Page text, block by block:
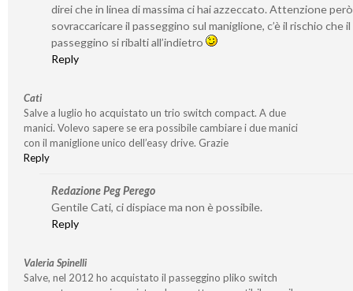
direi che in linea di massima ci hai azzeccato. Attenzione
sovraccaricare il passeggino sul maniglione, c’è il rischio che il
passeggino si ribalti all’indietro
Reply
Cati
Salve a luglio ho acquistato un trio switch compact. A due
manici. Volevo sapere se era possibile cambiare i due manici
con il maniglione unico dell’easy drive. Grazie
Reply
Redazione Peg Perego
Gentile Cati, ci dispiace ma non è possibile.
Reply
Valeria Spinelli
Salve, nel 2012 ho acquistato il passeggino pliko switch